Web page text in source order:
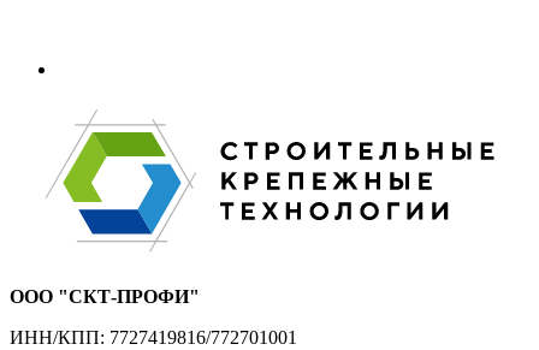
ООО "СКТ-ПРОФИ"
ИНН/КПП: 7727419816/772701001